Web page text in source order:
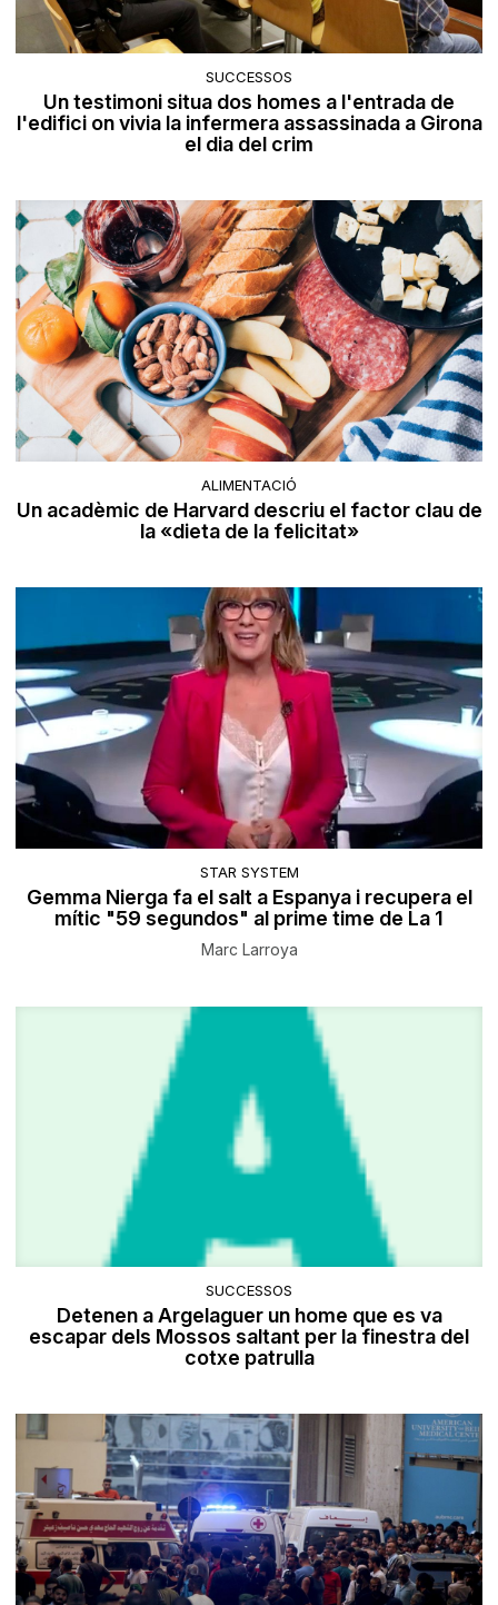
SUCCESSOS
Un testimoni situa dos homes a l'entrada de
l'edifici on vivia la infermera assassinada a Girona
el dia del crim
ALIMENTACIÓ
Un acadèmic de Harvard descriu el factor clau de
la «dieta de la felicitat»
STAR SYSTEM
Gemma Nierga fa el salt a Espanya i recupera el
mític "59 segundos" al prime time de La 1
Marc Larroya
SUCCESSOS
Detenen a Argelaguer un home que es va
escapar dels Mossos saltant per la finestra del
cotxe patrulla